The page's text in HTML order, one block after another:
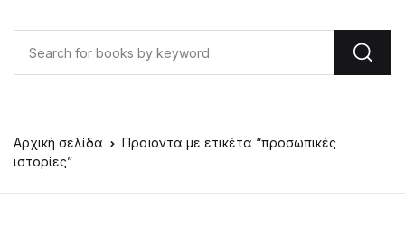
Αρχική σελίδα
Προϊόντα με ετικέτα “προσωπικές
ιστορίες”